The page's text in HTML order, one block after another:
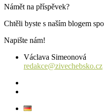
Námět na příspěvek?
Chtěli byste s naším blogem
Napište nám!
Václava Simeonová
redakce@zivechebsko.cz